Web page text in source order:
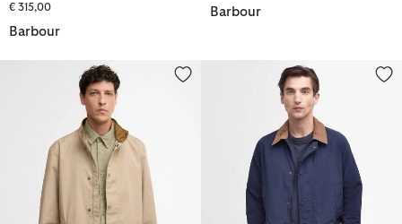
€ 315,00
Barbour
Barbour
Giacca impermeabile City ChelseaGiacca antipioggia Ashby